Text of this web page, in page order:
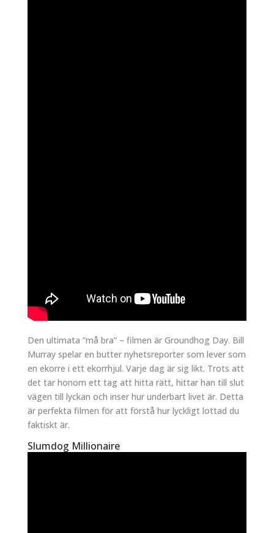
Den ultimata ”må bra” – filmen är Groundhog Day. Bill
Murray spelar en butter nyhetsreporter som lever som
en ekorre i ett ekorrhjul. Varje dag är sig likt. Trots att
det tar honom ett tag att hitta rätt, hittar han till slut
vägen till lyckan och inser hur underbart livet är. Detta
är perfekta filmen för att förstå hur lyckligt lottad du
faktiskt är.
Slumdog Millionaire